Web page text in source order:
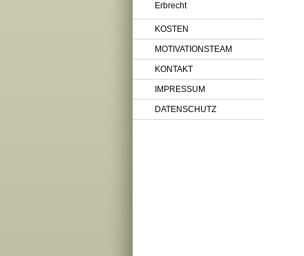
Erbrecht
KOSTEN
MOTIVATIONSTEAM
KONTAKT
IMPRESSUM
DATENSCHUTZ